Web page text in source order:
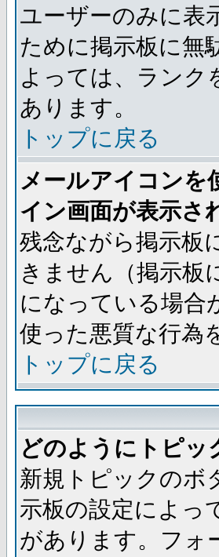
ユーザーのみに表
ために掲示板に無
よっては、ランク
あります。
トップに戻る
メールアイコンを
イン画面が表示さ
残念ながら掲示板
きません（掲示板
になっている場合
使った悪質な行為
トップに戻る
どのようにトピッ
新規トピックのボ
示板の設定によっ
があります。フォ